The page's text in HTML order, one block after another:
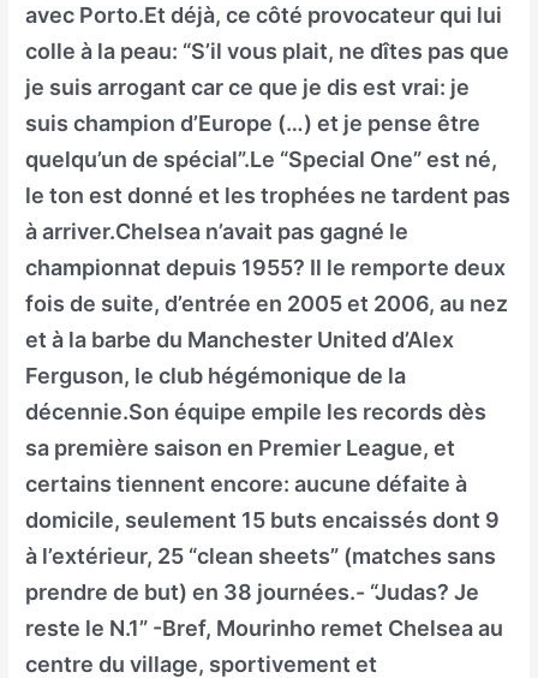
avec Porto.Et déjà, ce côté provocateur qui lui
colle à la peau: “S’il vous plait, ne dîtes pas que
je suis arrogant car ce que je dis est vrai: je
suis champion d’Europe (…) et je pense être
quelqu’un de spécial”.Le “Special One” est né,
le ton est donné et les trophées ne tardent pas
à arriver.Chelsea n’avait pas gagné le
championnat depuis 1955? Il le remporte deux
fois de suite, d’entrée en 2005 et 2006, au nez
et à la barbe du Manchester United d’Alex
Ferguson, le club hégémonique de la
décennie.Son équipe empile les records dès
sa première saison en Premier League, et
certains tiennent encore: aucune défaite à
domicile, seulement 15 buts encaissés dont 9
à l’extérieur, 25 “clean sheets” (matches sans
prendre de but) en 38 journées.- “Judas? Je
reste le N.1” -Bref, Mourinho remet Chelsea au
centre du village, sportivement et